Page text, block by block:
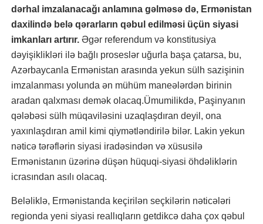
dərhal imzalanacağı anlamına gəlməsə də, Ermənistan
daxilində belə qərarların qəbul edilməsi üçün siyasi
imkanları artırır. Əgər referendum və konstitusiya
dəyişiklikləri ilə bağlı proseslər uğurla başa çatarsa, bu,
Azərbaycanla Ermənistan arasında yekun sülh sazişinin
imzalanması yolunda ən mühüm maneələrdən birinin
aradan qalxması demək olacaq.Ümumilikdə, Paşinyanın
qələbəsi sülh müqaviləsini uzaqlaşdıran deyil, ona
yaxınlaşdıran amil kimi qiymətləndirilə bilər. Lakin yekun
nəticə tərəflərin siyasi iradəsindən və xüsusilə
Ermənistanın üzərinə düşən hüquqi-siyasi öhdəliklərin
icrasından asılı olacaq.
Beləliklə, Ermənistanda keçirilən seçkilərin nəticələri
regionda yeni siyasi reallıqların getdikcə daha çox qəbul